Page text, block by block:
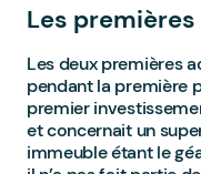
Les
Les deux premières
pendant la première
premier
et concernait un
immeuble étant le